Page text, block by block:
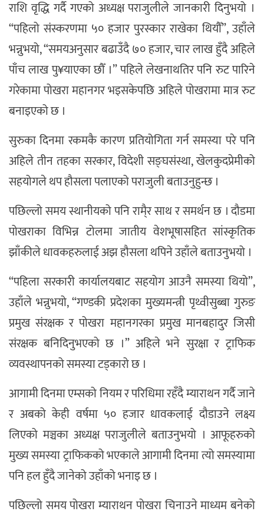
राशि वृद्धि गर्दै गएको अध्यक्ष पराजुलीले जानकारी दिनुभयो ।
“पहिलो संस्करणमा ५० हजार पुरस्कार राखेका थियौँ”, उहाँले
भन्नुभयो, “समयअनुसार बढाउँदै ७० हजार, चार लाख हुँदै अहिले
पाँच लाख पु¥याएका छौँ ।” पहिले लेखनाथतिर पनि रुट पारिने
गरेकामा पोखरा महानगर भइसकेपछि अहिले पोखरामा मात्र रुट
बनाइएको छ ।
सुरुका दिनमा रकमकै कारण प्रतियोगिता गर्न समस्या परे पनि
अहिले तीन तहका सरकार, विदेशी सङ्घसंस्था, खेलकुदप्रेमीको
सहयोगले थप हौसला पलाएको पराजुली बताउनुहुन्छ ।
पछिल्लो समय स्थानीयको पनि रामै्र साथ र समर्थन छ । दौडमा
पोखराका विभिन्न टोलमा जातीय वेशभूषासहित सांस्कृतिक
झाँकीले धावकहरुलाई अझ हौसला थपिने उहाँले बताउनुभयो ।
“पहिला सरकारी कार्यालयबाट सहयोग आउनै समस्या थियो”,
उहाँले भन्नुभयो, “गण्डकी प्रदेशका मुख्यमन्त्री पृथ्वीसुब्बा गुरुङ
प्रमुख संरक्षक र पोखरा महानगरका प्रमुख मानबहादुर जिसी
संरक्षक बनिदिनुभएको छ ।” अहिले भने सुरक्षा र ट्राफिक
व्यवस्थापनको समस्या टड्कारो छ ।
आगामी दिनमा एम्सको नियम र परिधिमा रहँदै म्याराथन गर्दै जाने
र अबको केही वर्षमा ५० हजार धावकलाई दौडाउने लक्ष्य
लिएको मञ्चका अध्यक्ष पराजुलीले बताउनुभयो । आफूहरुको
मुख्य समस्या ट्राफिकको भएकाले आगामी दिनमा त्यो समस्यामा
पनि हल हुँदै जानेको उहाँको भनाइ छ ।
पछिल्लो समय पोखरा म्याराथन पोखरा चिनाउने माध्यम बनेको